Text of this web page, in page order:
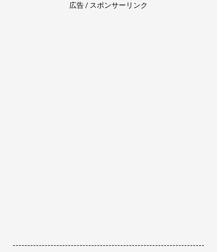
広告 / スポンサーリンク
------------------------------------------------------------------